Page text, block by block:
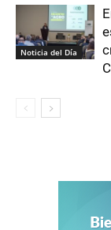
Noticia del Día